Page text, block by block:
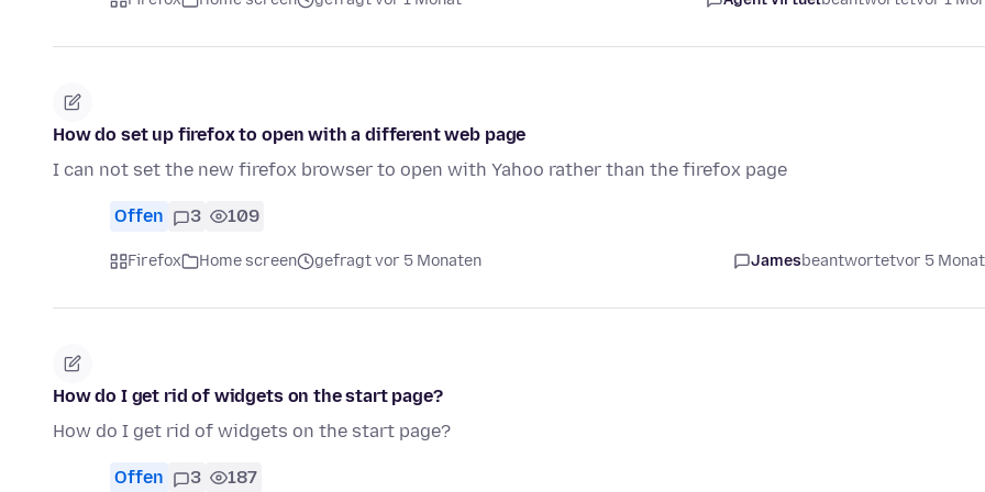
How do set up firefox to open with a different web page
I can not set the new firefox browser to open with Yahoo rather than the firefox page
Offen 3 109
Firefox Home screen gefragt vor 5 Monaten Jamesbeantwortetvor 5
How do I get rid of widgets on the start page?
How do I get rid of widgets on the start page?
Offen 3 187